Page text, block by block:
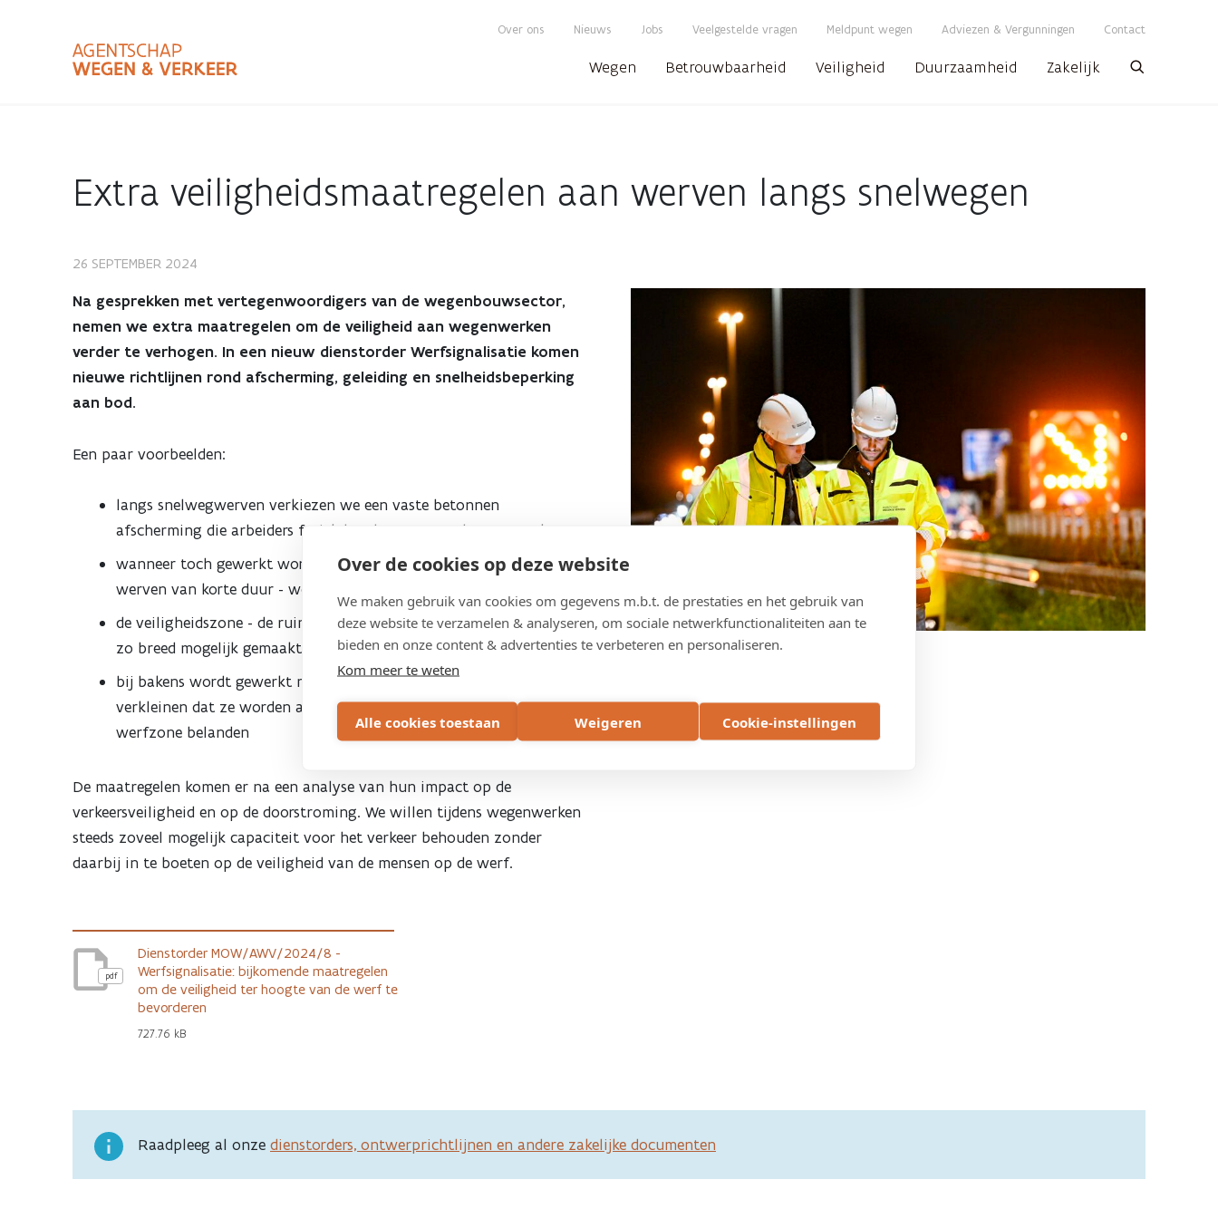
Over de cookies op deze website
We maken gebruik van cookies om gegevens m.b.t. de prestaties en het gebruik van
deze website te verzamelen & analyseren, om sociale netwerkfunctionaliteiten aan te
bieden en onze content & advertenties te verbeteren en personaliseren.
Kom meer te weten
Alle cookies toestaan Weigeren Cookie-instellingen
Over ons Nieuws Jobs Veelgestelde vragen Meldpunt wegen Adviezen & Vergunningen Contact
Wegen Betrouwbaarheid Veiligheid Duurzaamheid Zakelijk
Zoekbalk
Extra veiligheidsmaatregelen aan werven langs snelwegen
Extra
veiligheidsmaatregelen
aan
langs
snelwegen
26 SEPTEMBER 2024
Na gesprekken met vertegenwoordigers van de wegenbouwsector,
nemen we extra maatregelen om de veiligheid aan wegenwerken
verder te verhogen. In een nieuw dienstorder Werfsignalisatie komen
nieuwe richtlijnen rond afscherming, geleiding en snelheidsbeperking
aan bod.
Een paar voorbeelden:
langs snelwegwerven verkiezen we een vaste betonnen
afscherming die arbeiders fysiek beschermt tegen het wegverkeer;
wanneer toch gewerkt wordt met losse bakens - bijvoorbeeld bij
werven van korte duur - wordt de snelheid verlaagd naar 50km/u;
de veiligheidszone - de ruimte tussen de bakens en de werf - wordt
zo breed mogelijk gemaakt tot maximaal één rijstrook;
bij bakens wordt gewerkt met een redresseerstrook om de kans te
verkleinen dat ze worden aangereden en tegen hoge snelheid in de
werfzone belanden
De maatregelen komen er na een analyse van hun impact op de
verkeersveiligheid en op de doorstroming. We willen tijdens wegenwerken
steeds zoveel mogelijk capaciteit voor het verkeer behouden zonder
daarbij in te boeten op de veiligheid van de mensen op de werf.
pdf
Dienstorder MOW/AWV/2024/8 -
Werfsignalisatie: bijkomende maatregelen
om de veiligheid ter hoogte van de werf te
bevorderen
727.76 kB
Raadpleeg al onze dienstorders, ontwerprichtlijnen en andere zakelijke documenten